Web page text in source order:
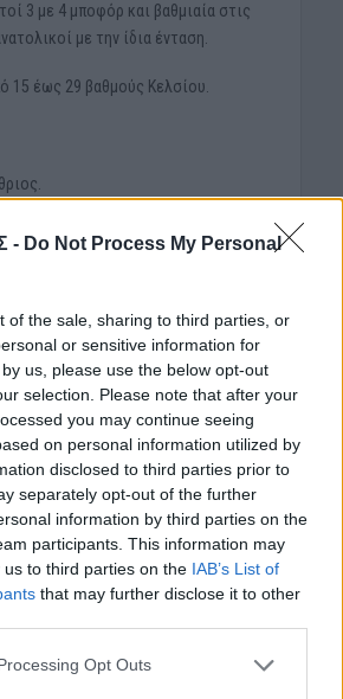
- Do Not Process My Personal
of the sale, sharing to third parties, or
or sensitive information for
us, please use the below opt-out
selection. Please note that after your
you may continue seeing
on personal information utilized by
disclosed to third parties prior to
separately opt-out of the further
information by third parties on the
participants. This information may
to third parties on the IAB’s List of
that may further disclose it to other
Opt Outs
3 με 4 μποφόρ και βαθμιαία στις
με την ίδια ένταση.
15 έως 29 βαθμούς Κελσίου.
3, πρόσκαιρα τις μεσημβρινές και
νότιοι νοτιοανατολικοί έως 4
16 έως 29 βαθμούς Κελσίου.
παροδικά πιο πυκνές το
οπότε υπάρχει πιθανότητα να
όμβροι ή μεμονωμένες καταιγίδες.
3 με 4 μποφόρ.
15 έως 26 βαθμούς Κελσίου.
ΠΕΜΠΤΗ 22/05/2025
παροδικά κατά τόπους πιο πυκνές, με